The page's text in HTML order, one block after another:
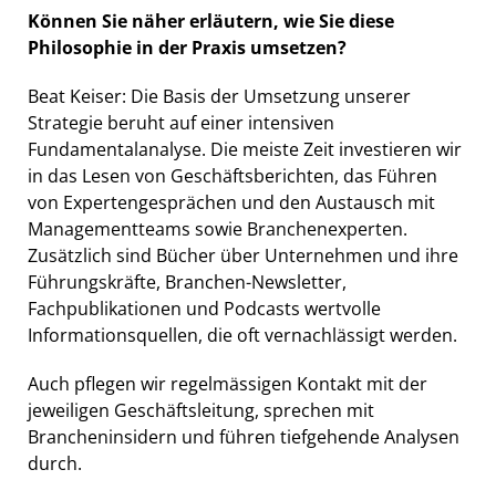
Können Sie näher erläutern, wie Sie diese
Philosophie in der Praxis umsetzen?
Beat Keiser: Die Basis der Umsetzung unserer
Strategie beruht auf einer intensiven
Fundamentalanalyse. Die meiste Zeit investieren wir
in das Lesen von Geschäftsberichten, das Führen
von Expertengesprächen und den Austausch mit
Managementteams sowie Branchenexperten.
Zusätzlich sind Bücher über Unternehmen und ihre
Führungskräfte, Branchen-Newsletter,
Fachpublikationen und Podcasts wertvolle
Informationsquellen, die oft vernachlässigt werden.
Auch pflegen wir regelmässigen Kontakt mit der
jeweiligen Geschäftsleitung, sprechen mit
Brancheninsidern und führen tiefgehende Analysen
durch.